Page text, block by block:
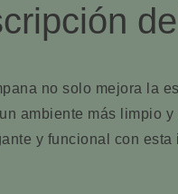
no solo mejora la
ambiente más limpio
y funcional con